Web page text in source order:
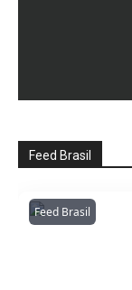
Feed Brasil
Feed Brasil
1053